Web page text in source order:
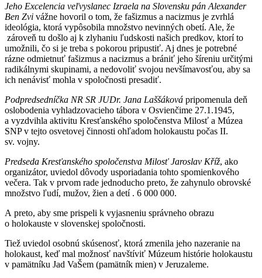
Jeho Excelencia veľvyslanec Izraela na Slovensku pán Alexander
Ben Zvi vážne hovoril o tom, že fašizmus a nacizmus je zvrhlá
ideológia, ktorá vypôsobila množstvo nevinných obetí. Ale, že
zároveň tu došlo aj k zlyhaniu ľudskosti našich predkov, ktorí to
umožnili, čo si je treba s pokorou pripustiť. Aj dnes je potrebné
rázne odmietnuť fašizmus a nacizmus a brániť jeho šíreniu určitými
radikálnymi skupinami, a nedovoliť svojou nevšímavosťou, aby sa
ich nenávisť mohla v spoločnosti presadiť.
Podpredsedníčka NR SR JUDr. Jana Laššáková pripomenula deň
oslobodenia vyhladzovacieho tábora v Osvienčime 27.1.1945,
a vyzdvihla aktivitu Kresťanského spoločenstva Milosť a Múzea
SNP v tejto osvetovej činnosti ohľadom holokaustu počas II.
sv. vojny.
Predseda Kresťanského spoločenstva Milosť Jaroslav Kříž, ako
organizátor, uviedol dôvody usporiadania tohto spomienkového
večera. Tak v prvom rade jednoducho preto, že zahynulo obrovské
množstvo ľudí, mužov, žien a detí . 6 000 000.
A preto, aby sme prispeli k vyjasneniu správneho obrazu
o holokauste v slovenskej spoločnosti.
Tiež uviedol osobnú skúsenosť, ktorá zmenila jeho nazeranie na
holokaust, keď mal možnosť navštíviť Múzeum histórie holokaustu
v pamätníku Jad VaŠem (pamätník mien) v Jeruzaleme.